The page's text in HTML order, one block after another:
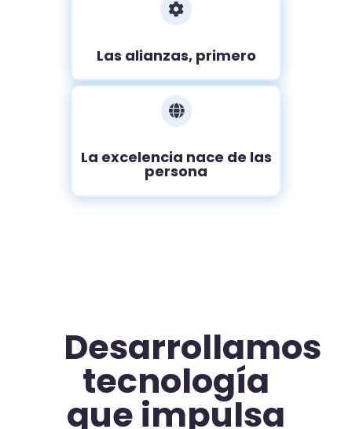

Las alianzas, primero

La excelencia nace de las
persona
Desarrollamos
tecnología
que impulsa